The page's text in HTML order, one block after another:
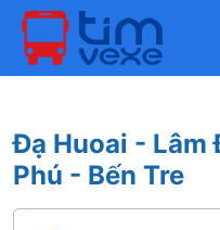
Đạ Huoai - Lâm
Phú - Bến Tre